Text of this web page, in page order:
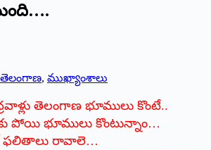
తెలంగాణ, ముఖ్యాంశాలు
తెలంగాణ భూములు కొంటే..
పోయి భూములు కొంటున్నాం…
‌ఫలితాలు రావాలె…